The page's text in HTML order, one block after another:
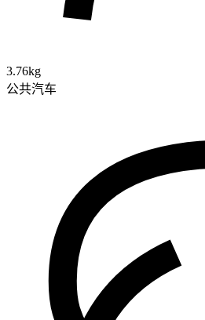
3.76kg
公共汽车